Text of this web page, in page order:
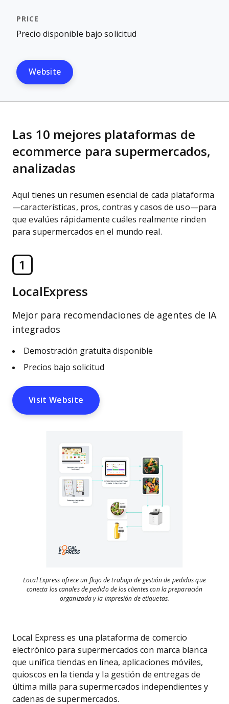
Precio disponible bajo solicitud
Website
Las 10 mejores plataformas de
ecommerce para supermercados,
analizadas
Aquí tienes un resumen esencial de cada plataforma
—características, pros, contras y casos de uso—para
que evalúes rápidamente cuáles realmente rinden
para supermercados en el mundo real.
1
LocalExpress
Mejor para recomendaciones de agentes de IA
integrados
Demostración gratuita disponible
Precios bajo solicitud
Visit Website
Local Express ofrece un flujo de trabajo de gestión de pedidos que
conecta los canales de pedido de los clientes con la preparación
organizada y la impresión de etiquetas.
Local Express es una plataforma de comercio
electrónico para supermercados con marca blanca
que unifica tiendas en línea, aplicaciones móviles,
quioscos en la tienda y la gestión de entregas de
última milla para supermercados independientes y
cadenas de supermercados.